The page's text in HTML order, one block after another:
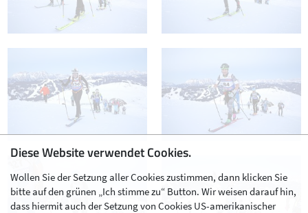
Diese Website verwendet Cookies.
Wollen Sie der Setzung aller Cookies zustimmen, dann klicken Sie
bitte auf den grünen „Ich stimme zu“ Button. Wir weisen darauf hin,
dass hiermit auch der Setzung von Cookies US-amerikanischer